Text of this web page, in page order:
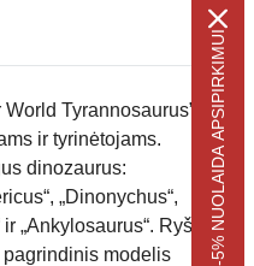
Tyrannosaurus” –
ir tyrinėtojams.
dinozaurus:
„Dinonychus“,
ir „Ankylosaurus“. Ryškių
modelis
-5% NUOLAIDA APSIPIRKIMUI